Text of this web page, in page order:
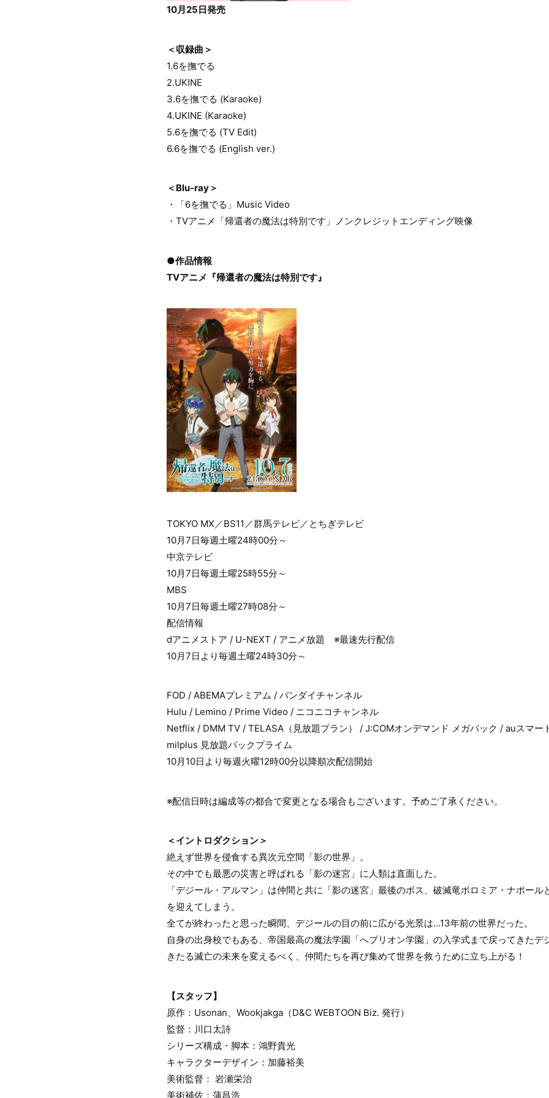
10月25日発売
＜収録曲＞
1.6を撫でる
2.UKINE
3.6を撫でる (Karaoke)
4.UKINE (Karaoke)
5.6を撫でる (TV Edit)
6.6を撫でる (English ver.)
＜Blu-ray＞
・「6を撫でる」Music Video
・TVアニメ「帰還者の魔法は特別です」ノンクレジットエンディング映像
●作品情報
TVアニメ『帰還者の魔法は特別です』
TOKYO MX／BS11／群馬テレビ／とちぎテレビ
10月7日毎週土曜24時00分～
中京テレビ
10月7日毎週土曜25時55分～
MBS
10月7日毎週土曜27時08分～
配信情報
dアニメストア / U-NEXT / アニメ放題 ※最速先行配信
10月7日より毎週土曜24時30分～
FOD / ABEMAプレミアム / バンダイチャンネル
Hulu / Lemino / Prime Video / ニコニコチャンネル
Netflix / DMM TV / TELASA（見放題プラン） / J:COMオンデマンド メガパック / auスマー
milplus 見放題パックプライム
10月10日より毎週火曜12時00分以降順次配信開始
※配信日時は編成等の都合で変更となる場合もございます。予めご了承ください。
＜イントロダクション＞
絶えず世界を侵食する異次元空間「影の世界」。
その中でも最悪の災害と呼ばれる「影の迷宮」に人類は直面した。
「デジール・アルマン」は仲間と共に「影の迷宮」最後のボス、破滅竜ボロミア・ナポー
を迎えてしまう。
全てが終わったと思った瞬間、デジールの目の前に広がる光景は…13年前の世界だった。
自身の出身校でもある、帝国最高の魔法学園「へブリオン学園」の入学式まで戻ってきたデ
きたる滅亡の未来を変えるべく、仲間たちを再び集めて世界を救うために立ち上がる！
【スタッフ】
原作：Usonan、Wookjakga（D&C WEBTOON Biz. 発行）
監督：川口太詩
シリーズ構成・脚本：鴻野貴光
キャラクターデザイン：加藤裕美
美術監督： 岩瀬栄治
美術補佐：蒲昌浩